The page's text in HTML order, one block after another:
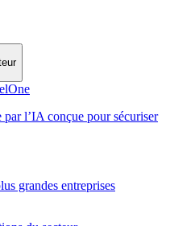
l’IA conçue pour sécuriser
grandes entreprises